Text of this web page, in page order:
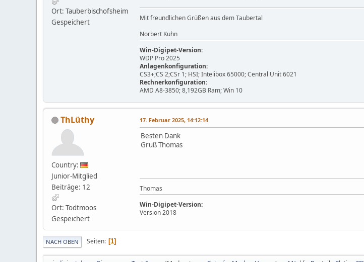
Ort: Tauberbischofsheim
Gespeichert
Mit freundlichen Grüßen aus dem Taubertal
Norbert Kuhn
Win-Digipet-Version:
WDP Pro 2025
Anlagenkonfiguration:
CS3+;CS 2;CSr 1; HSI; Intelibox 65000; Central Unit 6021
Rechnerkonfiguration:
AMD A8-3850; 8,192GB Ram; Win 10
ThLüthy
Country:
Junior-Mitglied
Beiträge: 12
Ort: Todtmoos
Gespeichert
17. Februar 2025, 14:12:14
Besten Dank
Gruß Thomas
Thomas
Win-Digipet-Version:
Version 2018
NACH OBEN Seiten 1